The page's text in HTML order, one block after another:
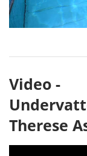
Video -
Therese